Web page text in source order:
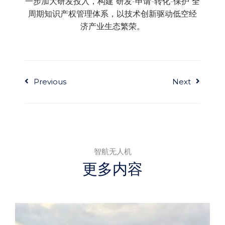
周期知识产权管理体系，以技术创新驱动低空经
济产业生态繁荣。
Previous Next
智航无人机
更多内容